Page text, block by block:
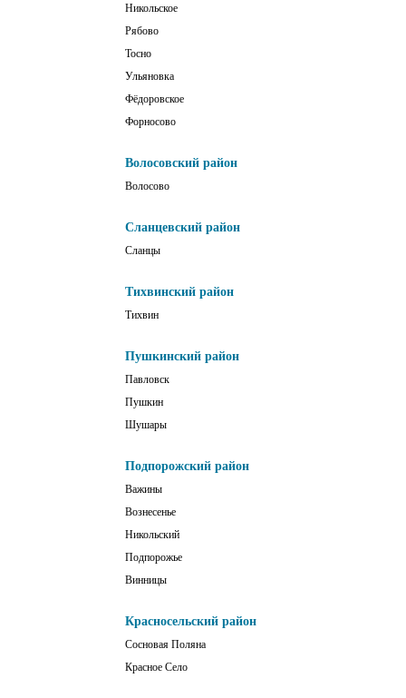
Никольское
Рябово
Тосно
Ульяновка
Фёдоровское
Форносово
Волосовский район
Волосово
Сланцевский район
Сланцы
Тихвинский район
Тихвин
Пушкинский район
Павловск
Пушкин
Шушары
Подпорожский район
Важины
Вознесенье
Никольский
Подпорожье
Винницы
Красносельский район
Сосновая Поляна
Красное Село